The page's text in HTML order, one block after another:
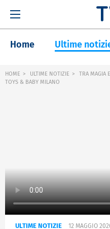
Home Ultime
HOME ULTIME NOTIZIE
TRA MAGIA
TOYS & BABY MILANO
ULTIME NOTIZIE 12 MAGGIO